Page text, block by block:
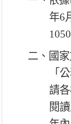
年6
二、國
「
請
閱